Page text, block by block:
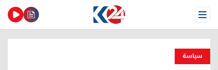
Open Menu
سیاسة